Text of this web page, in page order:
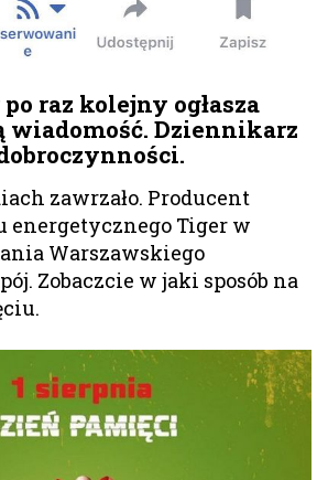
raz kolejny ogłasza
Dziennikarz
zawrzało. Producent
energetycznego Tiger w
Warszawskiego
Zobaczcie w jaki sposób na